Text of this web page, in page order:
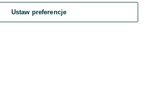
jednego z dostawców wskazanych powyżej,
OLX.pl w jego aktualnym brzmieniu.
Ustaw preferencje